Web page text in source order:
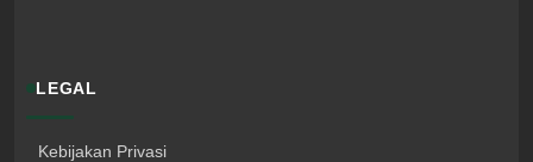
LEGAL
Kebijakan Privasi